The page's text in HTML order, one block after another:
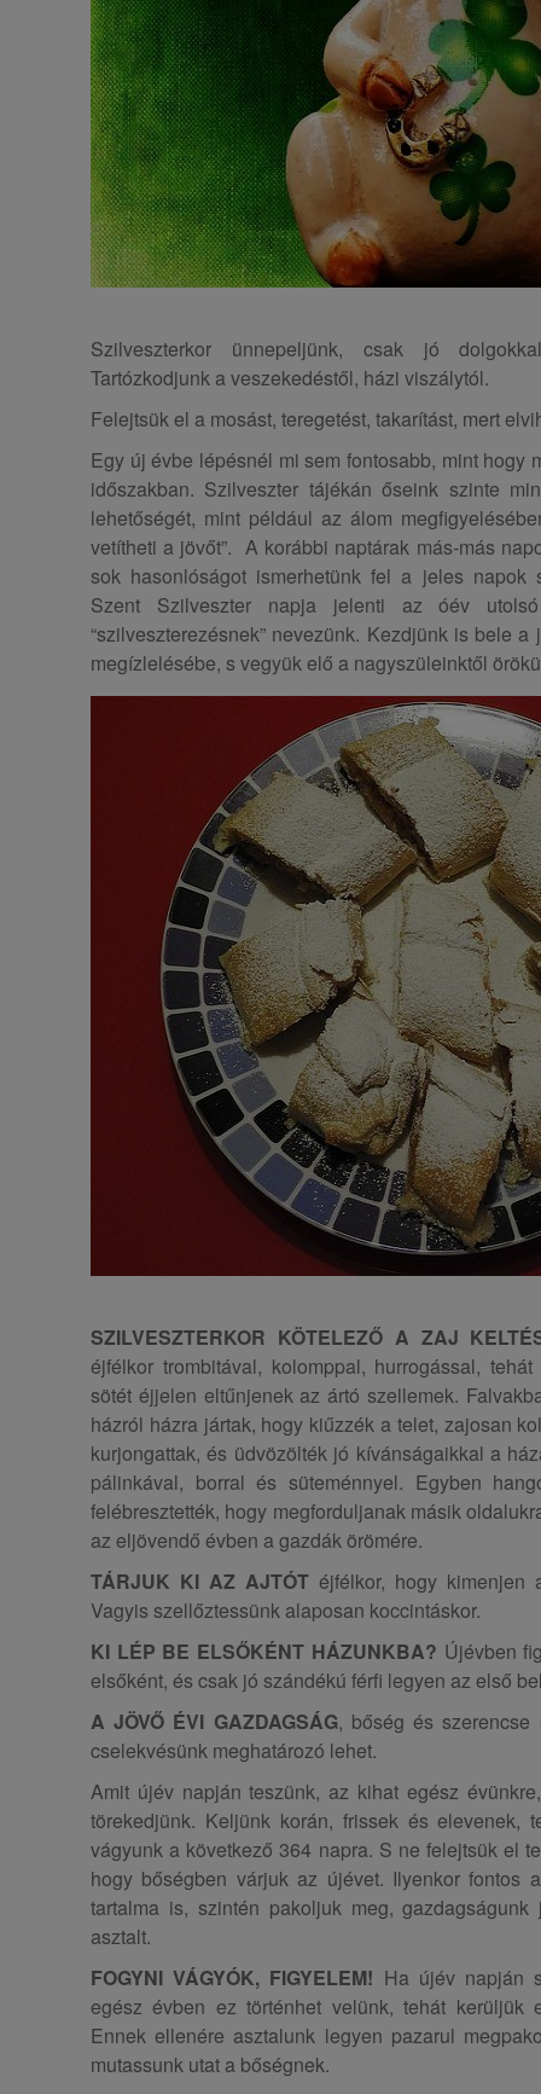
Szilveszterkor ünnepeljünk, csak jó
Tartózkodjunk a veszekedéstől, házi viszálytól.
Felejtsük el a mosást, teregetést, takarítást, mert
Egy új évbe lépésnél mi sem fontosabb, mint hogy
időszakban. Szilveszter tájékán őseink szinte
lehetőségét, mint például az álom
vetítheti a jövőt”. A korábbi naptárak más-más
sok hasonlóságot ismerhetünk fel a jeles napok
Szent Szilveszter napja jelenti az óév
“szilveszterezésnek” nevezünk. Kezdjünk is bele
megízlelésébe, s vegyük elő a nagyszüleinktől
SZILVESZTERKOR KÖTELEZŐ A ZAJ
éjfélkor trombitával, kolomppal, hurrogással,
sötét éjjelen eltűnjenek az ártó szellemek.
házról házra jártak, hogy kiűzzék a telet, zajosan
kurjongattak, és üdvözölték jó kívánságaikkal a
pálinkával, borral és süteménnyel. Egyben
felébresztették, hogy megforduljanak másik
az eljövendő évben a gazdák örömére.
TÁRJUK KI AZ AJTÓT éjfélkor, hogy
Vagyis szellőztessünk alaposan koccintáskor.
KI LÉP BE ELSŐKÉNT HÁZUNKBA? Újévben
elsőként, és csak jó szándékú férfi legyen az első
A JÖVŐ ÉVI GAZDAGSÁG, bőség és szerencse
cselekvésünk meghatározó lehet.
Amit újév napján teszünk, az kihat egész
törekedjünk. Keljünk korán, frissek és elevenek,
vágyunk a következő 364 napra. S ne felejtsük el
hogy bőségben várjuk az újévet. Ilyenkor fontos
tartalma is, szintén pakoljuk meg,
asztalt.
FOGYNI VÁGYÓK, FIGYELEM! Ha újév napján
egész évben ez történhet velünk, tehát kerüljük
Ennek ellenére asztalunk legyen pazarul
mutassunk utat a bőségnek.